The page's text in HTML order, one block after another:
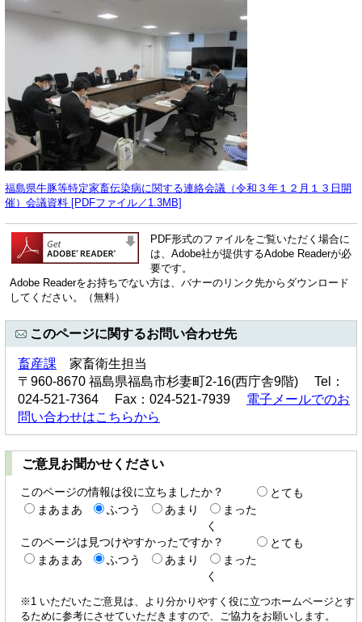
福島県牛豚等特定家畜伝染病に関する連絡会議（令和３年１２月１３日開
催）会議資料 [PDFファイル／1.3MB]
PDF形式のファイルをご覧いただく場合に
は、Adobe社が提供するAdobe Readerが必
要です。
Adobe Readerをお持ちでない方は、バナーのリンク先からダウンロード
してください。（無料）
このページに関するお問い合わせ先
畜産課 家畜衛生担当
〒960-8670 福島県福島市杉妻町2-16(西庁舎9階) Tel：
024-521-7364 Fax：024-521-7939 電子メールでのお
問い合わせはこちらから
ご意見お聞かせください
このページの情報は役に立ちましたか？
とても
まあまあ
ふつう あまり
まった
く
このページは見つけやすかったですか？
とても
まあまあ
ふつう あまり
まった
く
※1 いただいたご意見は、より分かりやすく役に立つホームページとす
るために参考にさせていただきますので、ご協力をお願いします。